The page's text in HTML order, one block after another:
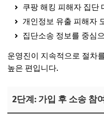
쿠팡 해킹 피해자 집단
개인정보 유출 피해자
집단소송 정보를 중심
운영진이 지속적으로 절차
높은 편입니다.
2단계: 가입 후 소송 참